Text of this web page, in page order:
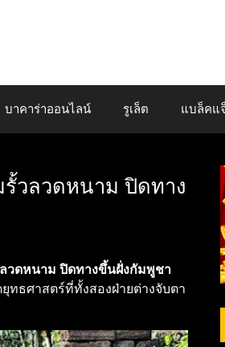
บาคาร่าออนไลน์ รูเล็ต แบล็คแ
วลวดหนาม ปิดทาง
วดหนาม ปิดทางขึ้นฝั่งกัมพูชา
ทธศาสตร์ที่ทั้งสองฝ่ายต่างจับตา